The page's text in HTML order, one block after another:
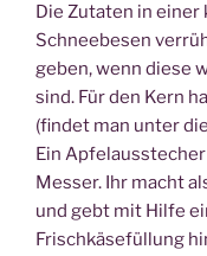
Die Zutaten in
Schneebesen
geben, wenn diese
sind. Für den Kern
(findet man unter
Ein
Messer. Ihr macht
und gebt mit Hilfe
Frischkäsefüllung